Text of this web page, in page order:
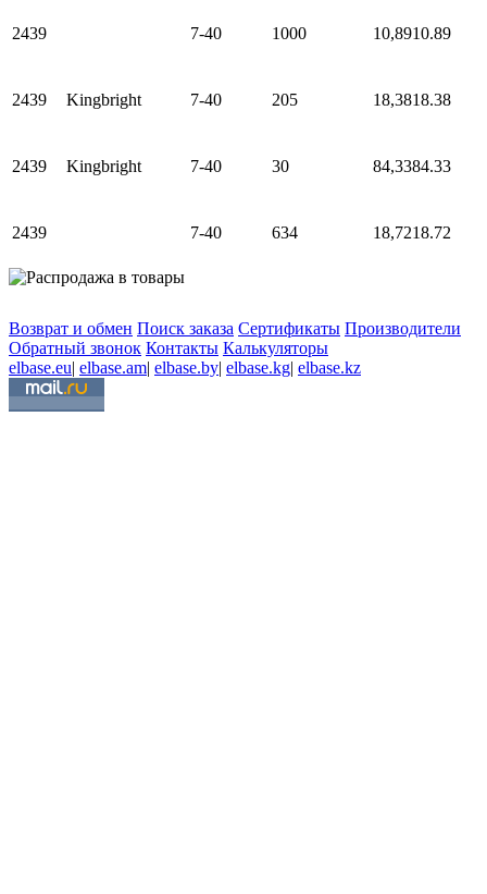
2439 7-40 1000 10,8910.89
2439 Kingbright 7-40 205 18,3818.38
2439 Kingbright 7-40 30 84,3384.33
2439 7-40 634 18,7218.72
Возврат и обмен Поиск заказа Сертификаты Производители
Обратный звонок Контакты Калькуляторы
elbase.eu| elbase.am| elbase.by| elbase.kg| elbase.kz